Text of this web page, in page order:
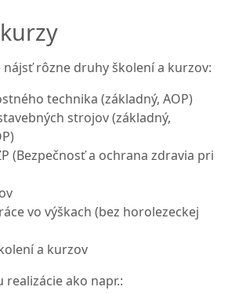
rôzne druhy školení a kurzov:
technika (základný, AOP)
strojov (základný,
(Bezpečnosť a ochrana zdravia pri
vo výškach (bez horolezeckej
a kurzov
ako napr.: